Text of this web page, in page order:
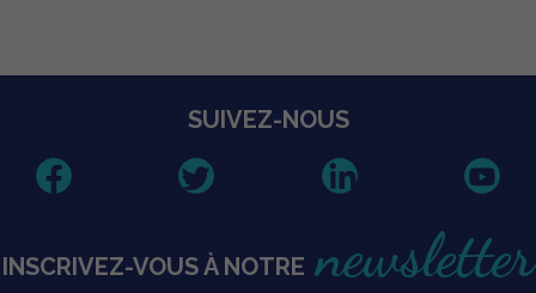
SUIVEZ-NOUS
INSCRIVEZ-VOUS À NOTREnewsletter